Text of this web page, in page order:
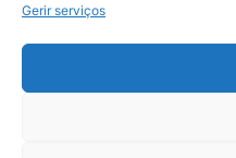
Gerir serviços